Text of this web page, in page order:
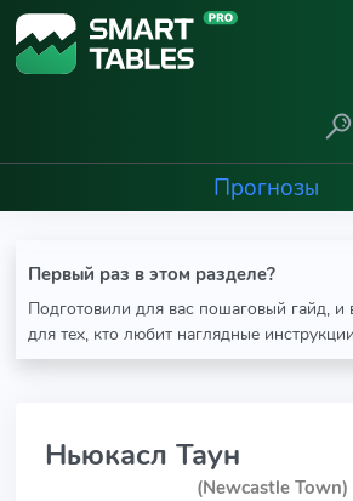
Прогнозы
Первый раз в этом разделе?
Подготовили для вас пошаговый гайд, и
для тех, кто любит наглядные инструкции
Ньюкасл Таун
(Newcastle Town)